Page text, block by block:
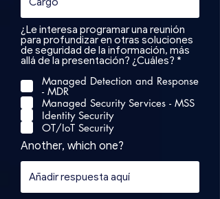
¿Le interesa programar una reunión
para profundizar en otras soluciones
de seguridad de la información, más
allá de la presentación? ¿Cuáles? *
l
g
o
Managed Detection and Response
- MDR
Managed Security Services - MSS
Identity Security
OT/IoT Security
Another, which one?